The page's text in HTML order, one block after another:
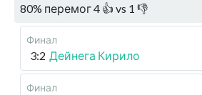
80% перемог4 👍 vs 1 👎
Финал
3:2 Дейнега Кирило
Финал